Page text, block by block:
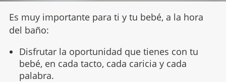
Es muy importante para ti y tu bebé, a la hora
del baño:
Disfrutar la oportunidad que tienes con tu
bebé, en cada tacto, cada caricia y cada
palabra.